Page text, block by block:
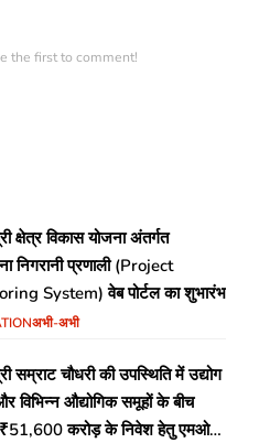
the first to comment!
क्षेत्र विकास योजना अंतर्गत
निगरानी प्रणाली (Project
System) वेब पोर्टल का शुभारंभ
अभी-अभी
सम्राट चौधरी की उपस्थिति में उद्योग
विभिन्न औद्योगिक समूहों के बीच
करोड़ के निवेश हेतु एमओयू